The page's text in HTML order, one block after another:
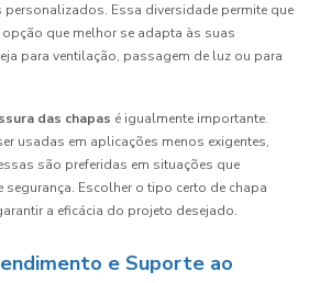
personalizados. Essa diversidade permite que
que melhor se adapta às suas
para ventilação, passagem de luz ou para
das chapas é igualmente importante.
usadas em aplicações menos exigentes,
são preferidas em situações que
segurança. Escolher o tipo certo de chapa
a eficácia do projeto desejado.
e Suporte ao